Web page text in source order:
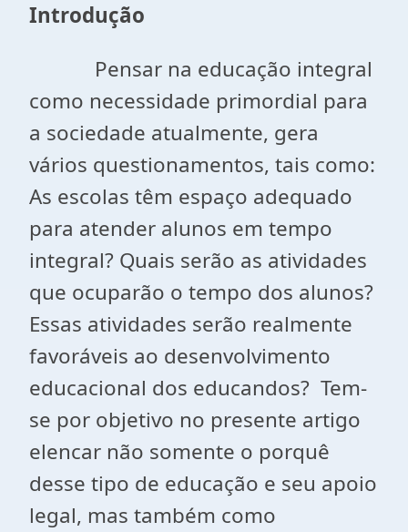
Introdução
Pensar na educação integral
como necessidade primordial para
a sociedade atualmente, gera
vários questionamentos, tais como:
As escolas têm espaço adequado
para atender alunos em tempo
integral? Quais serão as atividades
que ocuparão o tempo dos alunos?
Essas atividades serão realmente
favoráveis ao desenvolvimento
educacional dos educandos? Tem-
se por objetivo no presente artigo
elencar não somente o porquê
desse tipo de educação e seu apoio
legal, mas também como